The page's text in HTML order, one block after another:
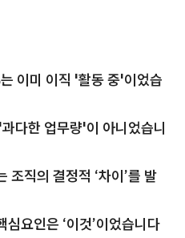
이미 이직 '활동 중'이었습
다한 업무량'이 아니었습니
조직의 결정적 ‘차이’를 발
요인은 ‘이것’이었습니다